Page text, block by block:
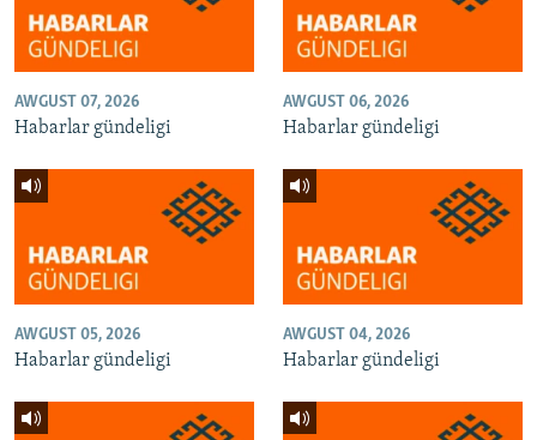
AWGUST 07, 2026
Habarlar gündeligi
AWGUST 06, 2026
Habarlar gündeligi
AWGUST 05, 2026
Habarlar gündeligi
AWGUST 04, 2026
Habarlar gündeligi